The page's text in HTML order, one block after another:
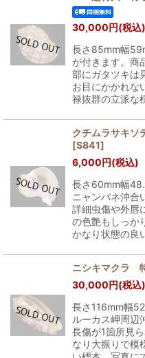
30,000円(税込)
長さ85mm幅
が付きます。商
部にガタツキは
お目にかかれな
禄抜群の立派な
クチムラサキ
[S841]
6,000円(税込)
長さ60mm幅
ニャンバネ沖合
詳細虫傷や外唇
の色艶もしっか
かなり状態の良
ニシキマクラ
30,000円(税込)
長さ116mm幅
ルーカス岬周辺
長傷が1箇所見
なり大振りで模